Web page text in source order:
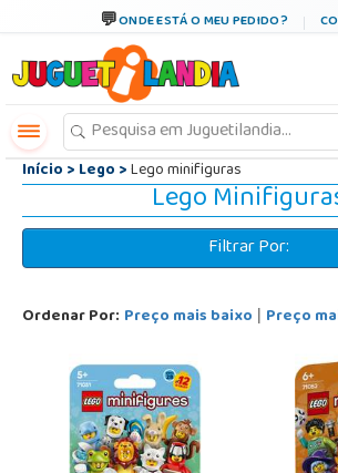
ONDE ESTÁ O MEU PEDIDO?
Início>Lego>Lego minifiguras
Lego
Filtrar Por:
Ordenar Por: Preço mais baixo | Preço